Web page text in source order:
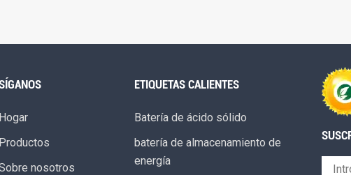
Hogar
Productos
nosotros
ETIQUETAS CALIENTES
Batería de ácido sólido
batería de almacenamiento de
energía